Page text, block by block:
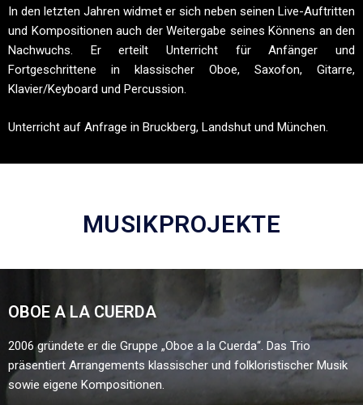
In den letzten Jahren widmet er sich neben seinen Live-Auftritten
und Kompositionen auch der Weitergabe seines Könnens an den
Nachwuchs. Er erteilt Unterricht für Anfänger und
Fortgeschrittene in klassischer Oboe, Saxofon, Gitarre,
Klavier/Keyboard und Percussion.
Unterricht auf Anfrage in Bruckberg, Landshut und München.
MUSIKPROJEKTE
OBOE A LA CUERDA
2006 gründete er die Gruppe „Oboe a la Cuerda“. Das Trio
präsentiert Arrangements klassischer und folkloristischer Musik
sowie eigene Kompositionen.